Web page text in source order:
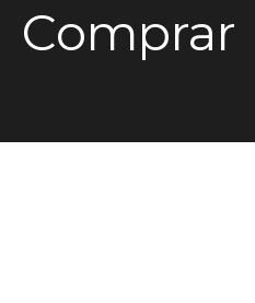
Comprar